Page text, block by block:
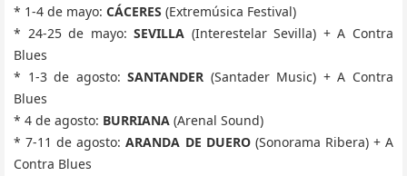
* 1-4 de mayo: CÁCERES (Extremúsica Festival)
* 24-25 de mayo:SEVILLA (Interestelar Sevilla) + A Contra
Blues
* 1-3 de agosto:SANTANDER (Santader Music) + A Contra
Blues
* 4 de agosto: BURRIANA (Arenal Sound)
* 7-11 de agosto:ARANDA DE DUERO(Sonorama Ribera) + A
Contra Blues